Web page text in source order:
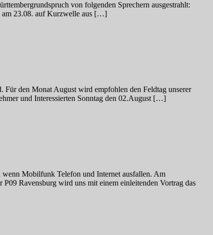
von folgenden Sprechern ausgestrahlt:
am 23.08. auf Kurzwelle aus […]
den Monat August wird empfohlen den Feldtag unserer
und Interessierten Sonntag den 02.August […]
Mobilfunk Telefon und Internet ausfallen. Am
Ravensburg wird uns mit einem einleitenden Vortrag das